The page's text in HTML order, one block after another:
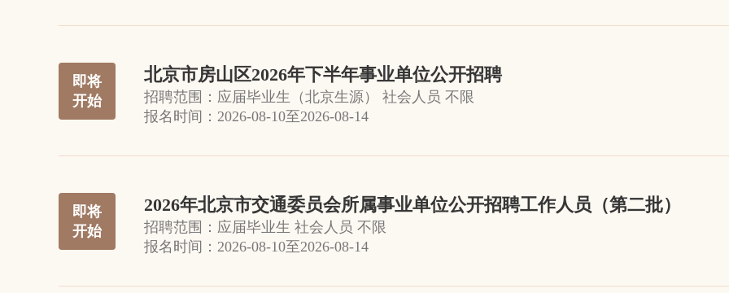
即将
开始
北京市房山区2026年下半年事业单位公开招聘
招聘范围： 应届毕业生（北京生源） 社会人员 不限
报名时间： 2026-08-10至2026-08-14
即将
开始
2026年北京市交通委员会所属事业单位公开招聘工作人员（第二批）
招聘范围： 应届毕业生 社会人员 不限
报名时间： 2026-08-10至2026-08-14